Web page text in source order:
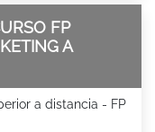
FP
A
a distancia - FP